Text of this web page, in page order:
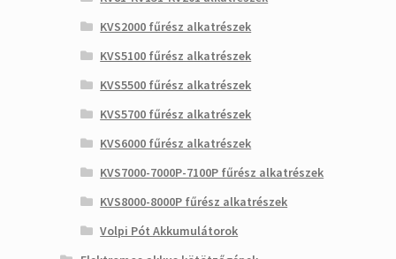
KVS2000 fűrész alkatrészek
KVS5100 fűrész alkatrészek
KVS5500 fűrész alkatrészek
KVS5700 fűrész alkatrészek
KVS6000 fűrész alkatrészek
KVS7000-7000P-7100P fűrész alkatrészek
KVS8000-8000P fűrész alkatrészek
Volpi Pót Akkumulátorok